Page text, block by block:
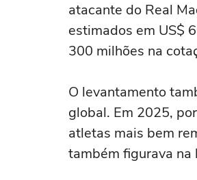
atacante do Real
estimados em US$
300 milhões na
O levantamento
global. Em 2025,
atletas mais bem
também figurava na